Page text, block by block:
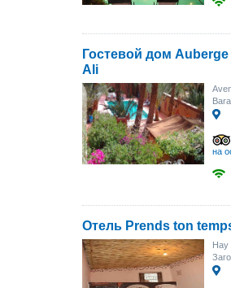
Гостевой дом
Ali
на
Отель Prends ton
Hay